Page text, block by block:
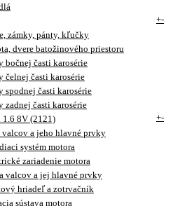
+-
zámky, pánty, kľučky
dvere batožinového priestoru
bočnej časti karosérie
čelnej časti karosérie
spodnej časti karosérie
zadnej časti karosérie
8V (2121)
+-
a jeho hlavné prvky
systém motora
zariadenie motora
valcov a jej hlavné prvky
hriadeľ a zotrvačník
sústava motora